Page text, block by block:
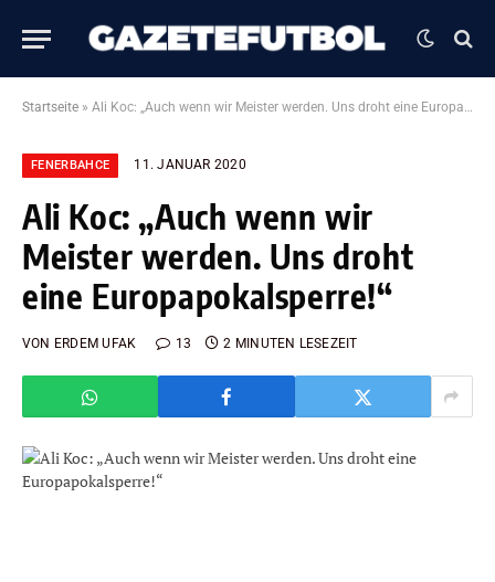
Startseite » Ali Koc: „Auch wenn wir Meister werden. Uns droht eine Europapokalsperre!“
FENERBAHCE 11. JANUAR 2020
Ali Koc: „Auch wenn wir
Meister werden. Uns droht
eine Europapokalsperre!“
VON ERDEM UFAK 13 2 MINUTEN LESEZEIT